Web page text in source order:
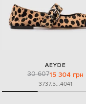
AEYDE
30 60715 304 грн
3737.5...4041